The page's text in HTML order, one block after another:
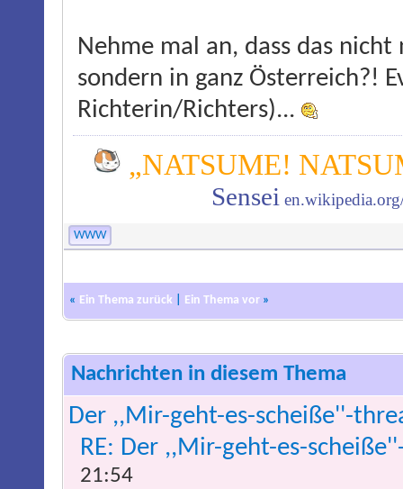
Nehme mal an, dass das
sondern in ganz Österreich?!
Richterin/Richters)...
„NATSUME!
Sensei
WWW
« Ein Thema zurück Ein Thema vor »
Nachrichten in diesem Thema
Der ,,Mir-geht-es-scheiße''-
RE: Der ,,Mir-geht-es-
21:54